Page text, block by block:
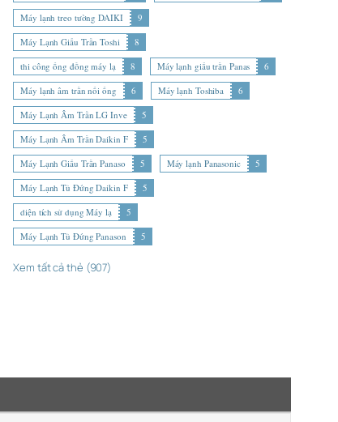
Máy lạnh treo tường DAIKI
9
Máy Lạnh Giấu Trần Toshi
8
thi công ống đồng máy lạ
8 Máy lạnh giấu trần Panas
6
Máy lạnh âm trần nối ống
6 Máy lạnh Toshiba
6
Máy Lạnh Âm Trần LG Inve
5
Máy Lạnh Âm Trần Daikin F
5
Máy Lạnh Giấu Trần Panaso
5 Máy lạnh Panasonic
5
Máy Lạnh Tủ Đứng Daikin F
5
diện tích sử dụng Máy lạ
5
Máy Lạnh Tủ Đứng Panason
5
Xem tất cả thẻ (907)